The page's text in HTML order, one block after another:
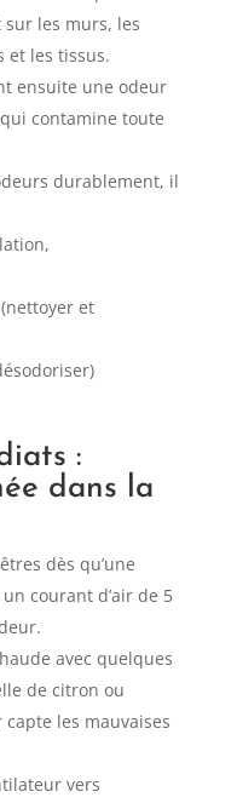
les murs, les
et les tissus.
ensuite une odeur
contamine toute
durablement, il
et
:
dans la
dès qu’une
courant d’air de 5
avec quelques
de citron ou
capte les mauvaises
vers